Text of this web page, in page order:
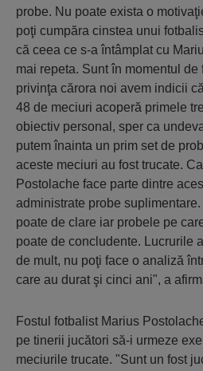
probe. Nu poate exista o
poţi cumpăra cinstea unui
că ceea ce s-a întâmplat cu
mai repeta. Sunt în momentul de
privinţa cărora noi avem indicii
48 de meciuri acoperă primele
obiectiv personal, sper ca
putem înainta un prim set de
aceste meciuri au fost trucate.
Postolache face parte dintre
administrate probe
poate de clare iar probele pe
poate de concludente. Lucrurile
de mult, nu poţi face o analiză
care au durat şi cinci ani", a
Fostul fotbalist Marius
pe tinerii jucători să-i urmeze
meciurile trucate. "Sunt un fost